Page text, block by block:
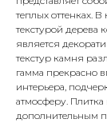
теплых оттенках.
текстурой дерева
является
текстур камня
гамма прекрасно
интерьера,
атмосферу.
дополнительным